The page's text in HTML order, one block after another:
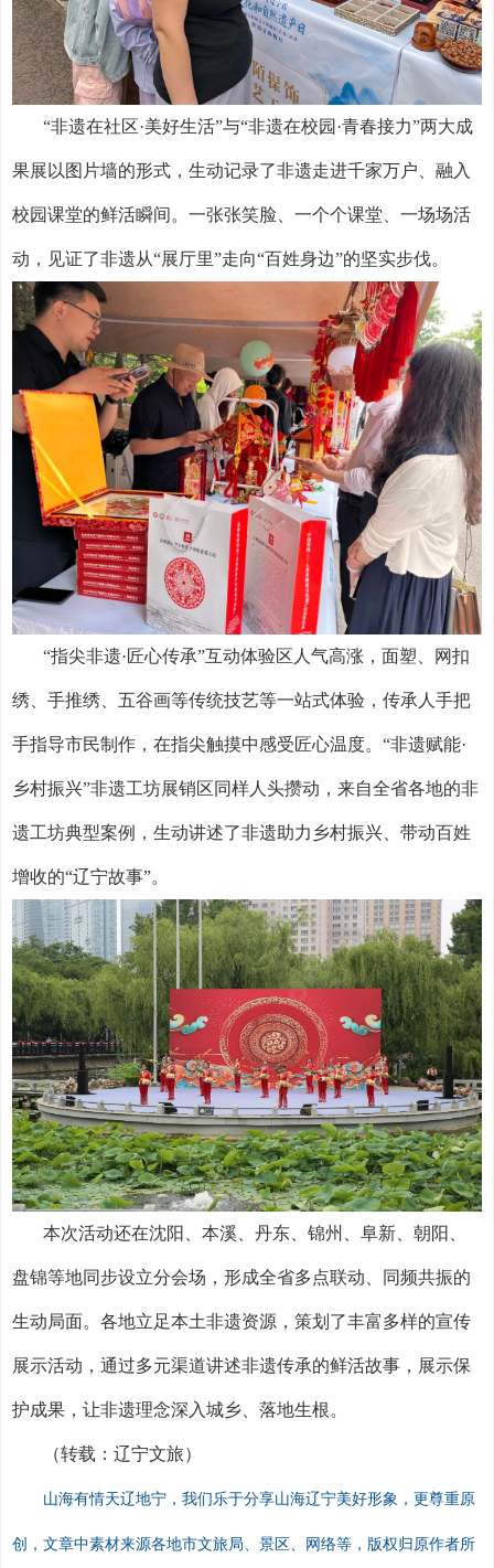
“非遗在社区·美好生活”与“非遗在校园·青春接力”两大成
果展以图片墙的形式，生动记录了非遗走进千家万户、融入
校园课堂的鲜活瞬间。一张张笑脸、一个个课堂、一场场活
动，见证了非遗从“展厅里”走向“百姓身边”的坚实步伐。
“指尖非遗·匠心传承”互动体验区人气高涨，面塑、网扣
绣、手推绣、五谷画等传统技艺等一站式体验，传承人手把
手指导市民制作，在指尖触摸中感受匠心温度。“非遗赋能·
乡村振兴”非遗工坊展销区同样人头攒动，来自全省各地的非
遗工坊典型案例，生动讲述了非遗助力乡村振兴、带动百姓
增收的“辽宁故事”。
本次活动还在沈阳、本溪、丹东、锦州、阜新、朝阳、
盘锦等地同步设立分会场，形成全省多点联动、同频共振的
生动局面。各地立足本土非遗资源，策划了丰富多样的宣传
展示活动，通过多元渠道讲述非遗传承的鲜活故事，展示保
护成果，让非遗理念深入城乡、落地生根。
（转载：辽宁文旅）
山海有情天辽地宁，我们乐于分享山海辽宁美好形象，更尊重原
创，文章中素材来源各地市文旅局、景区、网络等，版权归原作者所